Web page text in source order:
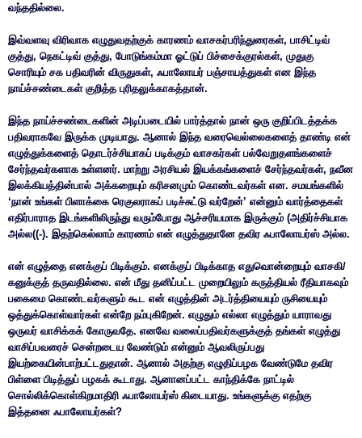
வந்ததில்லை.
இவ்வளவு விரிவாக எழுதுவதற்குக் காரணம் வாசகர்பரிந்துரைகள், பாசிட்டிவ்
குத்து, நெகட்டிவ் குத்து, போடுங்கம்மா ஓட்டுப் பிச்சைக்குரல்கள், முதுகு
சொரியும் சக பதிவரின் விருதுகள், ஃபாலோயர் பஞ்சாயத்துகள் என இந்த
நாய்ச்சண்டைகள் குறித்த புரிதலுக்காகத்தான்.
இந்த நாய்ச்சண்டைகளின் அடிப்படையில் பார்த்தால் நான் ஒரு குறிப்பிடத்தக்க
பதிவராகவே இருக்க முடியாது. ஆனால் இந்த வரைவெல்லைகளைத் தாண்டி என்
எழுத்துக்களைத் தொடர்ச்சியாகப் படிக்கும் வாசகர்கள் பல்வேறுதளங்களைச்
சேர்ந்தவர்களாக உள்ளனர். மாற்று அரசியல் இயக்கங்களைச் சேர்ந்தவர்கள், நவீன
இலக்கியத்தின்பால் அக்கறையும் கரிசனமும் கொண்டவர்கள் என. சமயங்களில்
‘நான் உங்கள் பிளாக்கை ரெகுலராகப் படிச்சுட்டு வர்றேன்’ என்னும் வார்த்தைகள்
எதிர்பாராத இடங்களிலிருந்து வரும்போது ஆச்சரியமாக இருக்கும் (அதிர்ச்சியாக
அல்ல((-). இதற்கெல்லாம் காரணம் என் எழுத்துதானே தவிர ஃபாலோயர்ஸ் அல்ல.
என் எழுத்தை எனக்குப் பிடிக்கும். எனக்குப் பிடிக்காத எதுவொன்றையும் வாசகி/
கனுக்குத் தருவதில்லை. என் மீது தனிப்பட்ட முறையிலும் கருத்தியல் ரீதியாகவும்
பகைமை கொண்டவர்களும் கூட என் எழுத்தின் அடர்த்தியையும் ருசியையும்
ஒத்துக்கொள்வார்கள் என்றே நம்புகிறேன். எழுதும் எல்லா எழுத்தும் யாராவது
ஒருவர் வாசிக்கக் கோருவதே. எனவே வலைப்பதிவர்களுக்குத் தங்கள் எழுத்து
வாசிப்பவரைச் சென்றடைய வேண்டும் என்னும் ஆவலிருப்பது
இயற்கையின்பாற்பட்டதுதான். ஆனால் அதற்கு எழுதிப்பழக வேண்டுமே தவிர
பிள்ளை பிடித்துப் பழகக் கூடாது. ஆனானப்பட்ட காந்திக்கே நாட்டில்
சொல்லிக்கொள்கிறமாதிரி ஃபாலோயர்ஸ் கிடையாது. உங்களுக்கு எதற்கு
இத்தனை ஃபாலோயர்கள்?